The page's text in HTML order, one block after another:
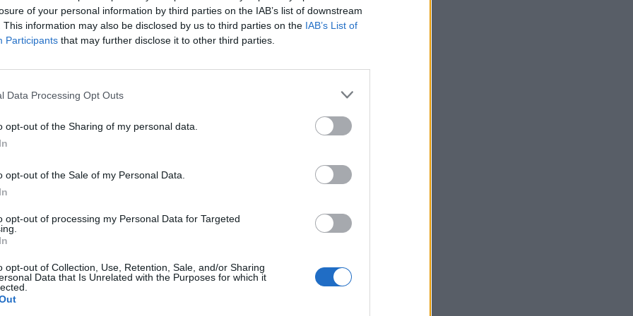
of your personal information by third parties on the IAB’s list of downstream
This information may also be disclosed by us to third parties on the IAB’s List of
Participants that may further disclose it to other third parties.
Data Processing Opt Outs
opt-out of the Sharing of my personal data.
opt-out of the Sale of my Personal Data.
opt-out of processing my Personal Data for Targeted
opt-out of Collection, Use, Retention, Sale, and/or Sharing
Data that Is Unrelated with the Purposes for which it
- írja a társaság sajtóközleményben.
milliárd forint korrigált, pozitív adózott eredményt ért el, amely 32,7 milliárd
2018. évi tényértéknél. A társaságcsoport több mint 1810 milliárd forint árbevételt
forintra növekedett a 2018-as 113 milliárd forintos...
portfolio.hu hírarchívumához tartozik, melynek olvasása előfizetéses
tartalmazza:
cikkarchívum
elmúlt 2 év napon belüli
Előfizetés